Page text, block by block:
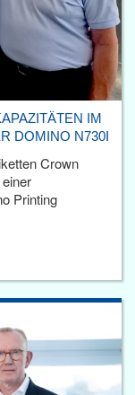
IM
DOMINO N730I
Crown
Printing